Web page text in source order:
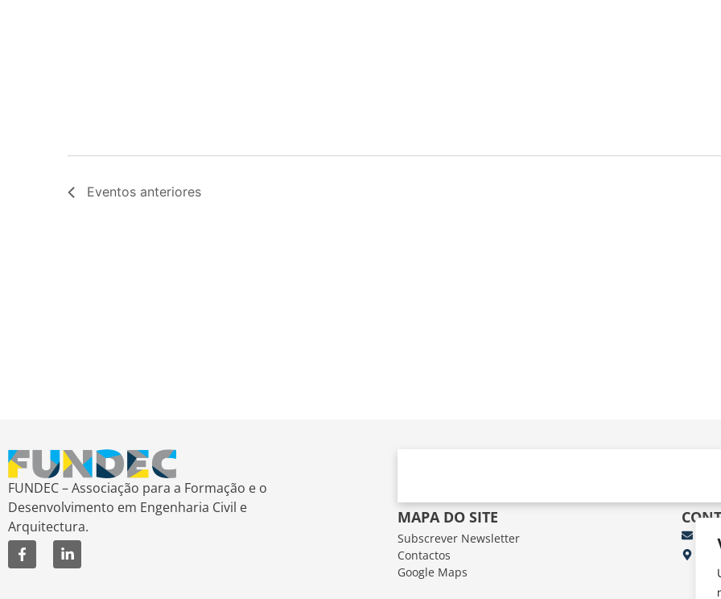
Eventos anteriores
FUNDEC – Associação para a Formação e o
Desenvolvimento em Engenharia Civil e
Arquitectura.
MAPA DO SITE
Subscrever Newsletter
Contactos
Google Maps